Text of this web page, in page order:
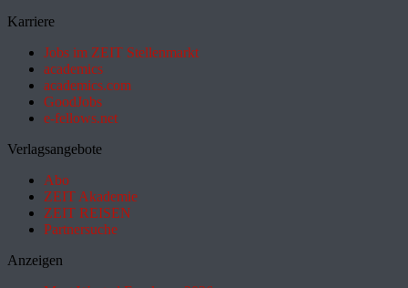
Karriere
Jobs im ZEIT Stellenmarkt
academics
academics.com
GoodJobs
e-fellows.net
Verlagsangebote
Abo
ZEIT Akademie
ZEIT REISEN
Partnersuche
Anzeigen